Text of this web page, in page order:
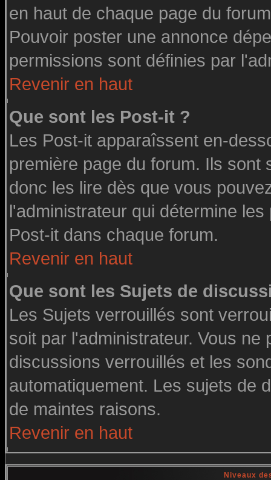
en haut de chaque page du
Pouvoir poster une annonce
permissions sont définies par
Revenir en haut
Que sont les Post-it ?
Les Post-it apparaîssent en-
première page du forum. Ils
donc les lire dès que vous
l'administrateur qui détermine
Post-it dans chaque forum.
Revenir en haut
Que sont les Sujets de
Les Sujets verrouillés sont
soit par l'administrateur. Vous
discussions verrouillés et les
automatiquement. Les sujets de
de maintes raisons.
Revenir en haut
Niveaux